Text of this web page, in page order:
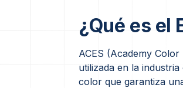
¿Qué es el
ACES (Academy
utilizada en la
color que garantiza